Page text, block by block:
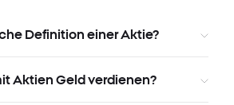
Definition einer Aktie?
Aktien Geld verdienen?